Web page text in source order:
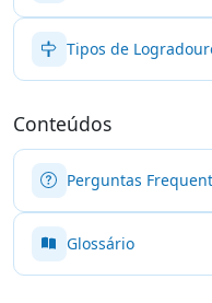
Tipos de
Conteúdos
Perguntas
Glossário